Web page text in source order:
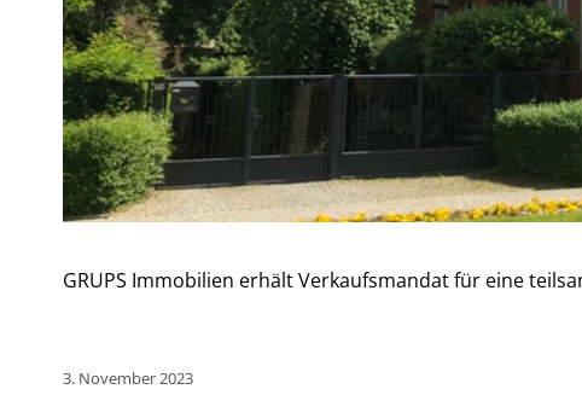
GRUPS Immobilien erhält Verkaufsmandat für eine
3. November 2023